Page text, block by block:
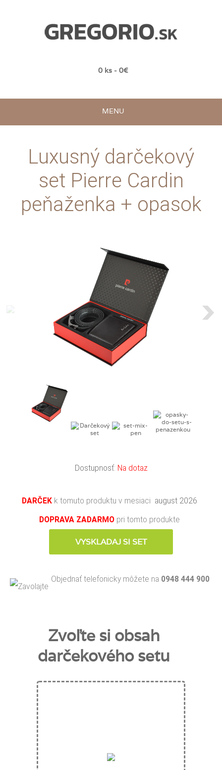
0 ks - 0€
MENU
Luxusný darčekový
set Pierre Cardin
peňaženka + opasok
Dostupnosť: Na dotaz
DARČEKk tomuto produktu v mesiaci august 2026
DOPRAVA ZADARMOpri tomto produkte
VYSKLADAJ SI SET
Objednať telefonicky môžete na 0948 444 900
Zvoľte si obsah
darčekového setu